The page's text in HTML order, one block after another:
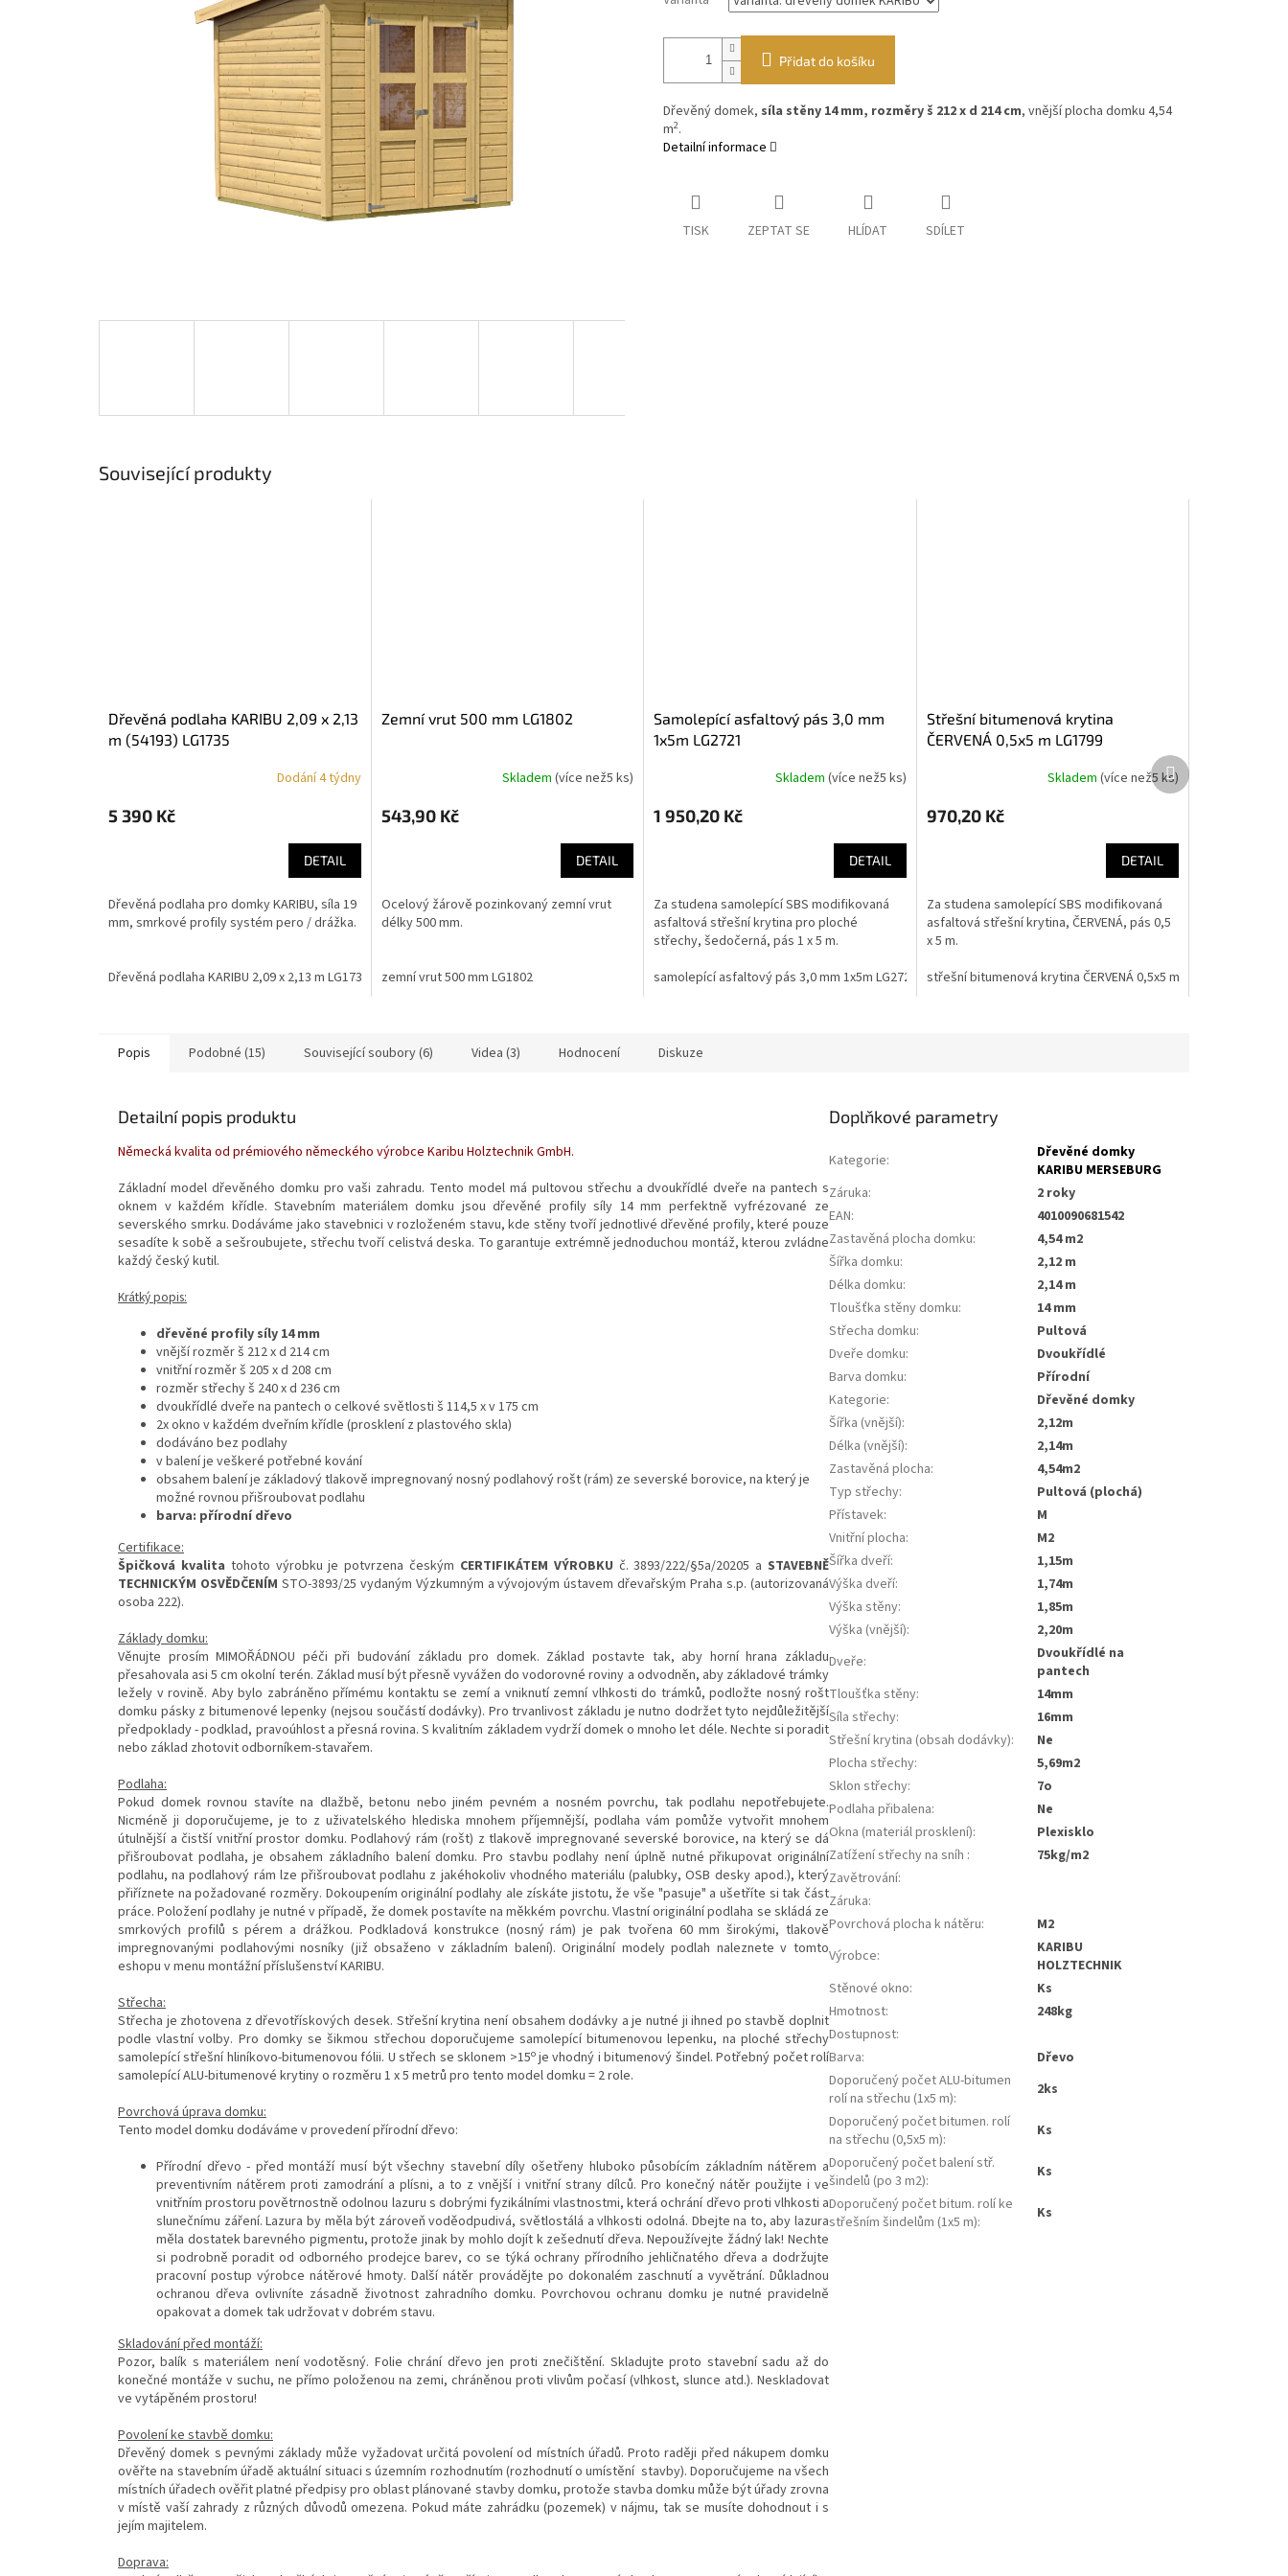
Přidat do košíku
Dřevěný domek, síla stěny 14 mm, rozměry š 212 x d 214 cm, vnější plocha domku 4,54
m2.
Detailní informace
TISK ZEPTAT SE HLÍDAT SDÍLET
Související produkty
dřevěná podlaha KARIBU 2,09 x 2,13
m (54193) LG1735
Dodání 4 týdny
5 390 Kč
DETAIL
Dřevěná podlaha pro domky KARIBU, síla 19
mm, smrkové profily systém pero / drážka.
Dřevěná podlaha KARIBU 2,09 x 2,13 m LG1735
zemní vrut 500 mm LG1802
Skladem (více než5 ks)
543,90 Kč
DETAIL
Ocelový žárově pozinkovaný zemní vrut
délky 500 mm.
zemní vrut 500 mm LG1802
samolepící asfaltový pás 3,0 mm
1x5m LG2721
Skladem (více než5 ks)
1 950,20 Kč
DETAIL
Za studena samolepící SBS modifikovaná
asfaltová střešní krytina pro ploché
střechy, šedočerná, pás 1 x 5 m.
samolepící asfaltový pás 3,0 mm 1x5m LG2721
střešní bitumenová krytina
ČERVENÁ 0,5x5 m LG1799
Skladem (více než5 ks)
970,20 Kč
DETAIL
Za studena samolepící SBS modifikovaná
asfaltová střešní krytina, ČERVENÁ, pás 0,5
x 5 m.
střešní bitumenová krytina ČERVENÁ 0,5x5 m LG1799
Další
produkt
Popis Podobné (15) Související soubory (6) Videa (3) Hodnocení Diskuze
Detailní popis produktu
Německá kvalita od prémiového německého výrobce Karibu Holztechnik GmbH.
Základní model dřevěného domku pro vaši zahradu. Tento model má pultovou střechu a dvoukřídlé dveře na pantech s
oknem v každém křídle. Stavebním materiálem domku jsou dřevěné profily síly 14 mm perfektně vyfrézované ze
severského smrku. Dodáváme jako stavebnici v rozloženém stavu, kde stěny tvoří jednotlivé dřevěné profily, které pouze
sesadíte k sobě a sešroubujete, střechu tvoří celistvá deska. To garantuje extrémně jednoduchou montáž, kterou zvládne
každý český kutil.
Krátký popis:
dřevěné profily síly 14 mm
vnější rozměr š 212 x d 214 cm
vnitřní rozměr š 205 x d 208 cm
rozměr střechy š 240 x d 236 cm
dvoukřídlé dveře na pantech o celkové světlosti š 114,5 x v 175 cm
2x okno v každém dveřním křídle (prosklení z plastového skla)
dodáváno bez podlahy
v balení je veškeré potřebné kování
obsahem balení je základový tlakově impregnovaný nosný podlahový rošt (rám) ze severské borovice, na který je
možné rovnou přišroubovat podlahu
barva: přírodní dřevo
Certifikace:
Špičková kvalita tohoto výrobku je potvrzena českým CERTIFIKÁTEM VÝROBKU č. 3893/222/§5a/20205 aSTAVEBNĚ
TECHNICKÝM OSVĚDČENÍM STO-3893/25 vydaným Výzkumným a vývojovým ústavem dřevařským Praha s.p. (autorizovaná
osoba 222).
Základy domku:
Věnujte prosím MIMOŘÁDNOU péči při budování základu pro domek. Základ postavte tak, aby horní hrana základu
přesahovala asi 5 cm okolní terén. Základ musí být přesně vyvážen do vodorovné roviny a odvodněn, aby základové trámky
ležely v rovině. Aby bylo zabráněno přímému kontaktu se zemí a vniknutí zemní vlhkosti do trámků, podložte nosný rošt
domku pásky z bitumenové lepenky (nejsou součástí dodávky). Pro trvanlivost základu je nutno dodržet tyto nejdůležitější
předpoklady - podklad, pravoúhlost a přesná rovina. S kvalitním základem vydrží domek o mnoho let déle. Nechte si poradit
nebo základ zhotovit odborníkem-stavařem.
Podlaha:
Pokud domek rovnou stavíte na dlažbě, betonu nebo jiném pevném a nosném povrchu, tak podlahu nepotřebujete.
Nicméně ji doporučujeme, je to z uživatelského hlediska mnohem příjemnější, podlaha vám pomůže vytvořit mnohem
útulnější a čistší vnitřní prostor domku. Podlahový rám (rošt) z tlakově impregnované severské borovice, na který se dá
přišroubovat podlaha, je obsahem základního balení domku. Pro stavbu podlahy není úplně nutné přikupovat originální
podlahu, na podlahový rám lze přišroubovat podlahu z jakéhokoliv vhodného materiálu (palubky, OSB desky apod.), který
přiříznete na požadované rozměry. Dokoupením originální podlahy ale získáte jistotu, že vše "pasuje" a ušetříte si tak část
práce. Položení podlahy je nutné v případě, že domek postavíte na měkkém povrchu. Vlastní originální podlaha se skládá ze
smrkových profilů s pérem a drážkou. Podkladová konstrukce (nosný rám) je pak tvořena 60 mm širokými, tlakově
impregnovanými podlahovými nosníky (již obsaženo v základním balení). Originální modely podlah naleznete v tomto
eshopu v menu montážní příslušenství KARIBU.
Střecha:
Střecha je zhotovena z dřevotřískových desek. Střešní krytina není obsahem dodávky a je nutné ji ihned po stavbě doplnit
podle vlastní volby. Pro domky se šikmou střechou doporučujeme samolepící bitumenovou lepenku, na ploché střechy
samolepící střešní hliníkovo-bitumenovou fólii. U střech se sklonem >15oje vhodný i bitumenový šindel. Potřebný počet rolí
samolepící ALU-bitumenové krytiny o rozměru 1 x 5 metrů pro tento model domku = 2 role.
Povrchová úprava domku:
Tento model domku dodáváme v provedení přírodní dřevo:
Přírodní dřevo - před montáží musí být všechny stavební díly ošetřeny hluboko působícím základním nátěrem a
preventivním nátěrem proti zamodrání a plísni, a to z vnější i vnitřní strany dílců. Pro konečný nátěr použijte i ve
vnitřním prostoru povětrnostně odolnou lazuru s dobrými fyzikálními vlastnostmi, která ochrání dřevo proti vlhkosti a
slunečnímu záření. Lazura by měla být zároveň voděodpudivá, světlostálá a vlhkosti odolná. Dbejte na to, aby lazura
měla dostatek barevného pigmentu, protože jinak by mohlo dojít k zešednutí dřeva. Nepoužívejte žádný lak! Nechte
si podrobně poradit od odborného prodejce barev, co se týká ochrany přírodního jehličnatého dřeva a dodržujte
pracovní postup výrobce nátěrové hmoty. Další nátěr provádějte po dokonalém zaschnutí a vyvětrání. Důkladnou
ochranou dřeva ovlivníte zásadně životnost zahradního domku. Povrchovou ochranu domku je nutné pravidelně
opakovat a domek tak udržovat v dobrém stavu.
Skladování před montáží:
Pozor, balík s materiálem není vodotěsný. Folie chrání dřevo jen proti znečištění. Skladujte proto stavební sadu až do
konečné montáže v suchu, ne přímo položenou na zemi, chráněnou proti vlivům počasí (vlhkost, slunce atd.). Neskladovat
ve vytápěném prostoru!
Povolení ke stavbě domku:
Dřevěný domek s pevnými základy může vyžadovat určitá povolení od místních úřadů. Proto raději před nákupem domku
ověřte na stavebním úřadě aktuální situaci s územním rozhodnutím (rozhodnutí o umístění stavby). Doporučujeme na všech
místních úřadech ověřit platné předpisy pro oblast plánované stavby domku, protože stavba domku může být úřady zrovna
v místě vaší zahrady z různých důvodů omezena. Pokud máte zahrádku (pozemek) v nájmu, tak se musíte dohodnout i s
jejím majitelem.
Doprava:
Doplňkové parametry
Kategorie:
Dřevěné domky
KARIBU MERSEBURG
Záruka:
2 roky
EAN:
4010090681542
Zastavěná plocha domku:
4,54 m2
Šířka domku:
2,12 m
Délka domku:
2,14 m
Tloušťka stěny domku:
14 mm
Střecha domku:
Pultová
Dveře domku:
Dvoukřídlé
Barva domku:
Přírodní
Kategorie:
dřevěné domky
Šířka (vnější):
2,12m
Délka (vnější):
2,14m
Zastavěná plocha:
4,54m2
Typ střechy:
pultová (plochá)
Přístavek:
m
Vnitřní plocha:
m2
Šířka dveří:
1,15m
Výška dveří:
1,74m
Výška stěny:
1,85m
Výška (vnější):
2,20m
Dveře:
dvoukřídlé na
pantech
Tloušťka stěny:
14mm
Síla střechy:
16mm
Střešní krytina (obsah dodávky):
ne
Plocha střechy:
5,69m2
Sklon střechy:
7o
Podlaha přibalena:
ne
Okna (materiál prosklení):
plexisklo
Zatížení střechy na sníh :
75kg/m2
Zavětrování:
Záruka:
Povrchová plocha k nátěru:
m2
Výrobce:
KARIBU
HOLZTECHNIK
Stěnové okno:
ks
Hmotnost:
248kg
Dostupnost:
Barva:
dřevo
Doporučený počet ALU-bitumen
rolí na střechu (1x5 m):
2ks
Doporučený počet bitumen. rolí
na střechu (0,5x5 m):
ks
Doporučený počet balení stř.
šindelů (po 3 m2):
ks
Doporučený počet bitum. rolí ke
střešním šindelům (1x5 m): ks